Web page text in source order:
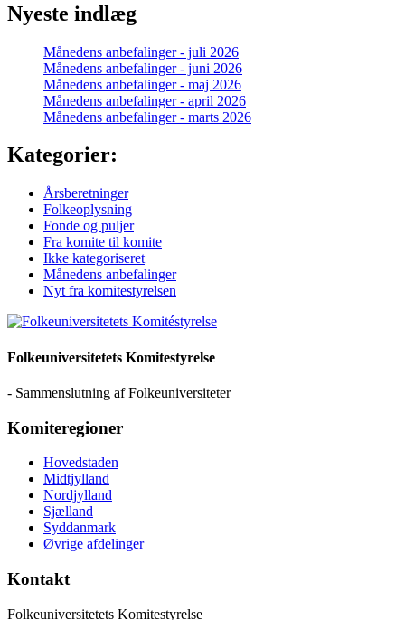
Nyeste indlæg
Månedens anbefalinger - juli 2026
Månedens anbefalinger - juni 2026
Månedens anbefalinger - maj 2026
Månedens anbefalinger - april 2026
Månedens anbefalinger - marts 2026
Kategorier:
Årsberetninger
Folkeoplysning
Fonde og puljer
Fra komite til komite
Ikke kategoriseret
Månedens anbefalinger
Nyt fra komitestyrelsen
Folkeuniversitetets Komitestyrelse
- Sammenslutning af Folkeuniversiteter
Komiteregioner
Hovedstaden
Midtjylland
Nordjylland
Sjælland
Syddanmark
Øvrige afdelinger
Kontakt
Folkeuniversitetets Komitestyrelse